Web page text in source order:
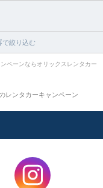
で絞り込む
ペーンならオリックスレンタカー
レンタカーキャンペーン